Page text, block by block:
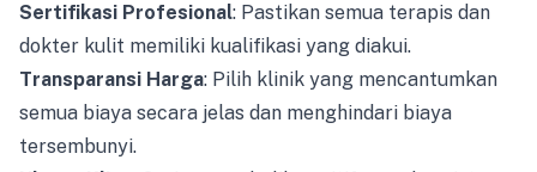
Sertifikasi Profesional: Pastikan semua terapis dan
dokter kulit memiliki kualifikasi yang diakui.
Transparansi Harga: Pilih klinik yang mencantumkan
semua biaya secara jelas dan menghindari biaya
tersembunyi.